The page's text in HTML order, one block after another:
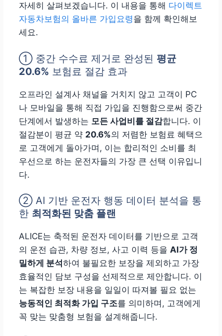
자세히 살펴보겠습니다. 이 내용을 통해 다이렉트
자동차보험의 올바른 가입요령을 함께 확인해보
세요.
① 중간 수수료 제거로 완성된 평균
20.6% 보험료 절감 효과
오프라인 설계사 채널을 거치지 않고 고객이 PC
나 모바일을 통해 직접 가입을 진행함으로써 중간
단계에서 발생하는 모든 사업비를 절감합니다. 이
절감분이 평균 약 20.6%의 저렴한 보험료 혜택으
로 고객에게 돌아가며, 이는 합리적인 소비를 최
우선으로 하는 운전자들의 가장 큰 선택 이유입니
다.
② AI 기반 운전자 행동 데이터 분석을 통
한 최적화된 맞춤 플랜
ALICE는 축적된 운전자 데이터를 기반으로 고객
의 운전 습관, 차량 정보, 사고 이력 등을AI가 정
밀하게 분석하여 불필요한 보장을 제외하고 가장
효율적인 담보 구성을 선제적으로 제안합니다. 이
는 복잡한 보장 내용을 일일이 따져볼 필요 없는
능동적인 최적화 가입 구조를 의미하며, 고객에게
꼭 맞는 맞춤형 보험을 설계해줍니다.